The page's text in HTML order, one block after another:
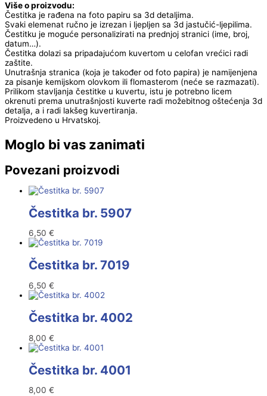
Više o proizvodu:
Čestitka je rađena na foto papiru sa 3d detaljima.
Svaki elemenat ručno je izrezan i ljepljen sa 3d jastučić-ljepilima.
Čestitku je moguće personalizirati na prednjoj stranici (ime, broj,
datum…).
Čestitka dolazi sa pripadajućom kuvertom u celofan vrećici radi
zaštite.
Unutrašnja stranica (koja je također od foto papira) je namijenjena
za pisanje kemijskom olovkom ili flomasterom (neće se razmazati).
Prilikom stavljanja čestitke u kuvertu, istu je potrebno licem
okrenuti prema unutrašnjosti kuverte radi možebitnog oštećenja 3d
detalja, a i radi lakšeg kuvertiranja.
Proizvedeno u Hrvatskoj.
Moglo bi vas zanimati
Povezani proizvodi
Čestitka br. 5907
6,50 €
Čestitka br. 7019
6,50 €
Čestitka br. 4002
8,00 €
Čestitka br. 4001
8,00 €